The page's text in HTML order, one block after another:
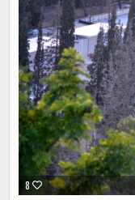
8